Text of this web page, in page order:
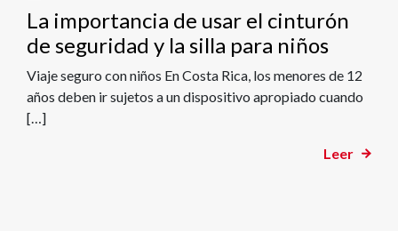
La importancia de usar el cinturón
de seguridad y la silla para niños
Viaje seguro con niños En Costa Rica, los menores de 12
años deben ir sujetos a un dispositivo apropiado cuando
[…]
Leer